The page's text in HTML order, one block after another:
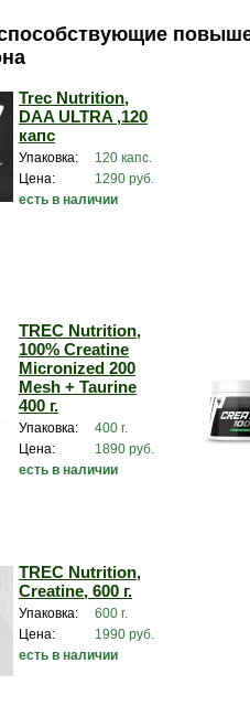
Trec Nutrition,
DAA ULTRA ,120
капс
Упаковка:
120 капс.
Цена:
1290 руб.
есть в наличии
TREC Nutrition,
100% Creatine
Micronized 200
Mesh + Taurine
400 г.
Упаковка:
400 г.
Цена:
1890 руб.
есть в наличии
TREC Nutrition,
Creatine, 600 г.
Упаковка:
600 г.
Цена:
1990 руб.
есть в наличии